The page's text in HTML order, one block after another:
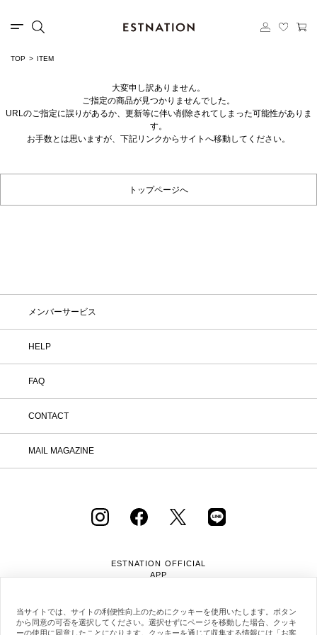
TOP ITEM
大変申し訳ありません。
ご指定の商品が見つかりませんでした。
URLのご指定に誤りがあるか、更新等に伴い削除されてしまった可能性がありま
す。
お手数とは思いますが、下記リンクからサイトへ移動してください。
トップページへ
メンバーサービス
HELP
FAQ
CONTACT
MAIL MAGAZINE
ESTNATION OFFICIAL
APP
当サイトでは、サイトの利便性向上のためにクッキーを使用いたします。ボタン
から同意の可否を選択してください。選択せずにページを移動した場合、クッキ
ーの使用に同意したことになります。クッキーを通じて収集する情報には「お客